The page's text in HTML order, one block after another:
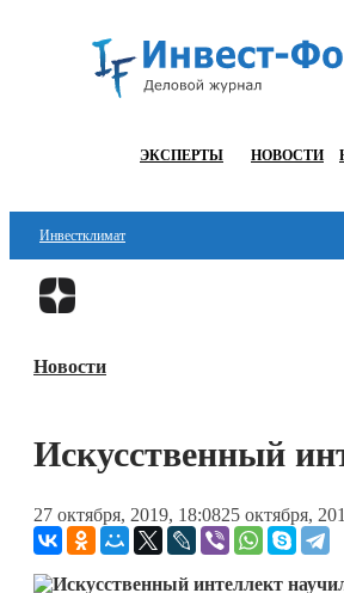
ЭКСПЕРТЫ НОВОСТИ
Инвестклимат
Финансы
Блокчейн
Технологии
ESG
Книги
Новости
Искусственный
27 октября, 2019, 18:0825 октября,